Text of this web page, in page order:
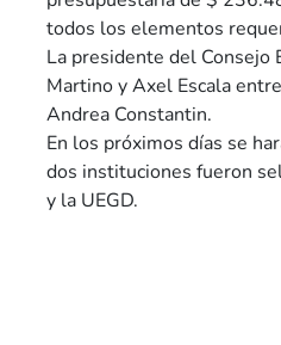
todos los elementos
La presidente del Consejo
Martino y Axel Escala
Andrea Constantin.
En los próximos días se
dos instituciones fueron
y la UEGD.